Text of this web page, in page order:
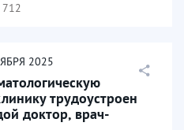
712
2025
трудоустроен
доктор, врач-